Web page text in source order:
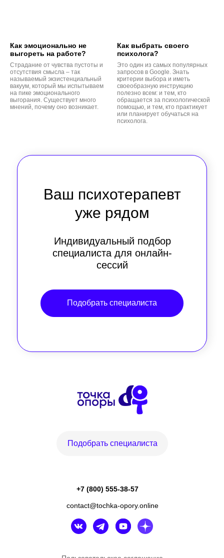
Как эмоционально не
выгореть на работе?
Страдание от чувства пустоты и
отсутствия смысла – так
называемый экзистенциальный
вакуум, который мы испытываем
на пике эмоционального
выгорания. Существует много
мнений, почему оно возникает.
Как выбрать своего
психолога?
Это один из самых популярных
запросов в Google. Знать
критерии выбора и иметь
своеобразную инструкцию
полезно всем: и тем, кто
обращается за психологической
помощью, и тем, кто практикует
или планирует обучаться на
психолога.
Ваш психотерапевт
уже рядом
Индивидуальный подбор
специалиста для онлайн-
сессий
Подобрать специалиста
contact@tochka-opory.online
Подобрать специалиста
+7 (800) 555-38-57